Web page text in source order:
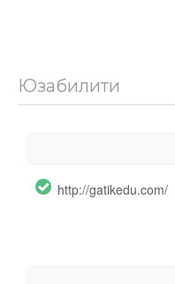
Юзабилити
http://gatikedu.com/